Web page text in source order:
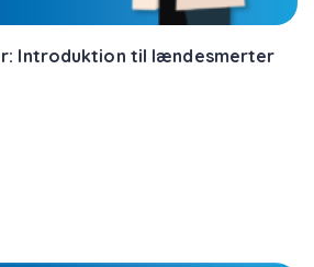
Introduktion til lændesmerter